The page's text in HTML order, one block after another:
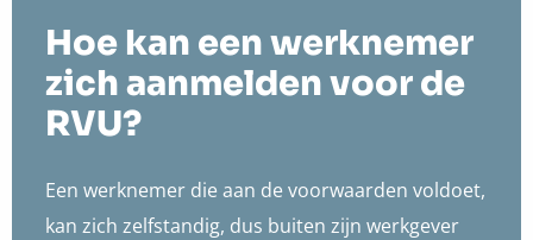
Hoe kan een werknemer
zich aanmelden voor de
RVU?
Een werknemer die aan de voorwaarden voldoet,
kan zich zelfstandig, dus buiten zijn werkgever